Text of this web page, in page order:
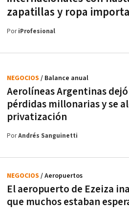
zapatillas y ropa
PoriProfesional
Aerolíneas Argentinas
pérdidas millonarias y se
privatización
NEGOCIOS / Balance anual
PorAndrés Sanguinetti
El aeropuerto de Ezeiza
que muchos estaban
NEGOCIOS / Aeropuertos